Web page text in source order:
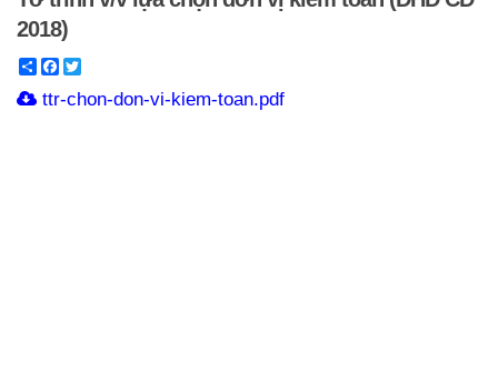
2018)
ShareFacebook
ttr-chon-don-vi-kiem-toan.pdf